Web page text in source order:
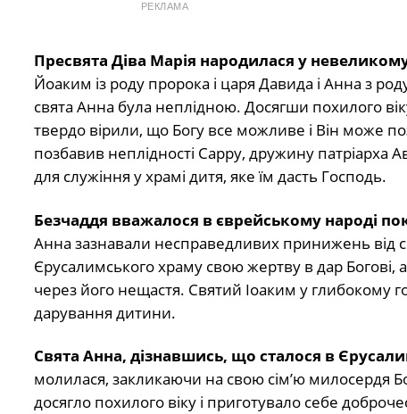
РЕКЛАМА
Пресвята Діва Марія народилася у
Йоаким із роду пророка і царя Давида і Анна з
свята Анна була неплідною. Досягши похилого
твердо вірили, що Богу все можливе і Він може
позбавив неплідності Сарру, дружину
для служіння у храмі дитя, яке їм дасть Господь.
Безчаддя вважалося в єврейському народі
Анна зазнавали несправедливих принижень від
Єрусалимського храму свою жертву в дар
через його нещастя. Святий Іоаким у глибокому
дарування дитини.
Свята Анна, дізнавшись, що сталося в
молилася, закликаючи на свою сім’ю милосердя
досягло похилого віку і приготувало себе